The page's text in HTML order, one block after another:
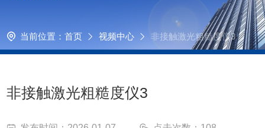
当前位置： 首页 视频中心 非接触激光粗糙度仪3
非接触激光粗糙度仪3